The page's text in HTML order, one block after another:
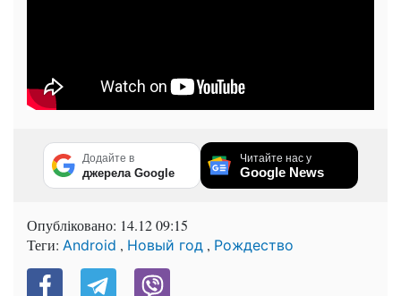
Додайте в
джерела Google
Читайте нас у
Google News
Опубліковано: 14.12 09:15
Теги: Android , Новый год , Рождество